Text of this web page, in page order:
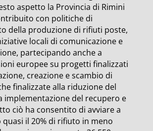
aspetto la Provincia di Rimini
con politiche di
della produzione di rifiuti poste,
locali di comunicazione e
partecipando anche a
europee su progetti finalizzati
creazione e scambio di
finalizzate alla riduzione del
implementazione del recupero e
ciò ha consentito di avviare a
il 20% di rifiuto in meno